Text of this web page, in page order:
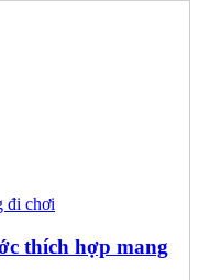
thích hợp mang